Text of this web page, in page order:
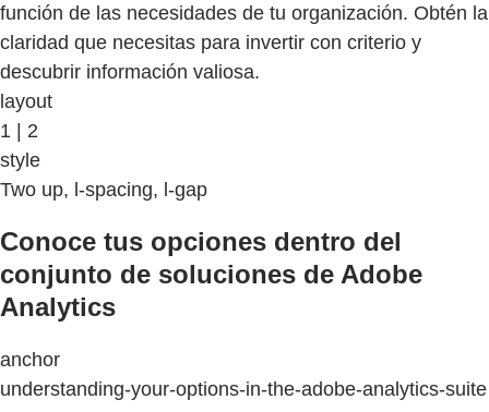
función de las necesidades de tu organización. Obtén la
claridad que necesitas para invertir con criterio y
descubrir información valiosa.
layout
1 | 2
style
Two up, l-spacing, l-gap
Conoce tus opciones dentro del
conjunto de soluciones de Adobe
Analytics
anchor
understanding-your-options-in-the-adobe-analytics-suite